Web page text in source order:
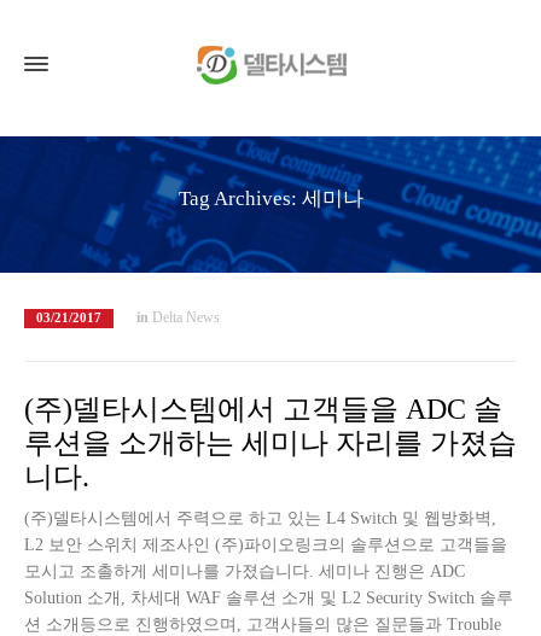
Tag Archives: 세미나
03/21/2017 in Delta News
(주)델타시스템에서 고객들을 ADC 솔
루션을 소개하는 세미나 자리를 가졌습
니다.
(주)델타시스템에서 주력으로 하고 있는 L4 Switch 및 웹방화벽,
L2 보안 스위치 제조사인 (주)파이오링크의 솔루션으로 고객들을
모시고 조촐하게 세미나를 가졌습니다. 세미나 진행은 ADC
Solution 소개, 차세대 WAF 솔루션 소개 및 L2 Security Switch 솔루
션 소개등으로 진행하였으며, 고객사들의 많은 질문들과 Trouble